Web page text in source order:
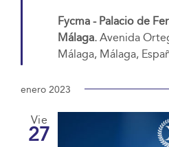
Fycma - Palacio de
Málaga. Avenida
Málaga, Málaga,
enero 2023
Vie
27